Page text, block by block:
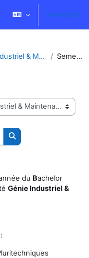
Connexion
BUT Génie Industriel & Maintenance Semestre 4
Rechercher des cours
du Bachelor
Génie Industriel &